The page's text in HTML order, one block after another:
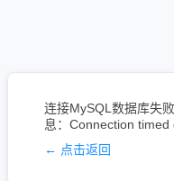
连接MySQL数据库失
息：Connection timed
← 点击返回